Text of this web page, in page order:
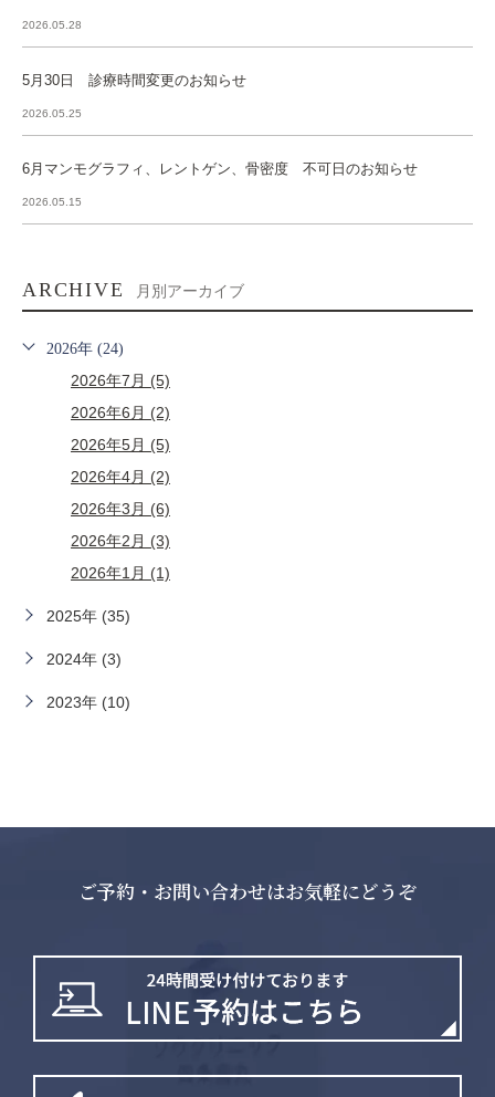
2026.05.28
5月30日 診療時間変更のお知らせ
2026.05.25
6月マンモグラフィ、レントゲン、骨密度 不可日のお知らせ
2026.05.15
ARCHIVE 月別アーカイブ
2026年 (24)
2026年7月 (5)
2026年6月 (2)
2026年5月 (5)
2026年4月 (2)
2026年3月 (6)
2026年2月 (3)
2026年1月 (1)
2025年 (35)
2024年 (3)
2023年 (10)
ご予約・お問い合わせはお気軽にどうぞ